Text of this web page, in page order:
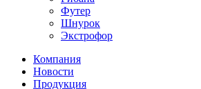
Футер
Шнурок
Экстрофор
Компания
Новости
Продукция